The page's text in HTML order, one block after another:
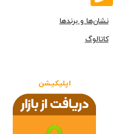
نشان‌ها و برندها
کاتالوگ
اپلیکیشن